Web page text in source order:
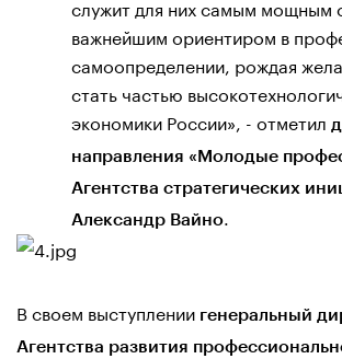
служит для них самым мощным
важнейшим ориентиром в
самоопределении, рождая
стать частью
экономики России», - отметил
направления «Молодые
Агентства стратегических
Александр Вайно
В своем выступлении генеральный
Агентства развития